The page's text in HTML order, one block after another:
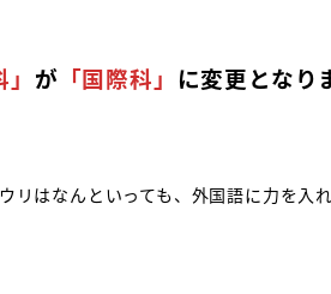
が 「国際科」 に変更となり
リはなんといっても、外国語に力を入